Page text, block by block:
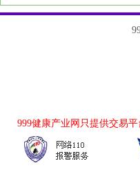
999健康产业网 只提供交易